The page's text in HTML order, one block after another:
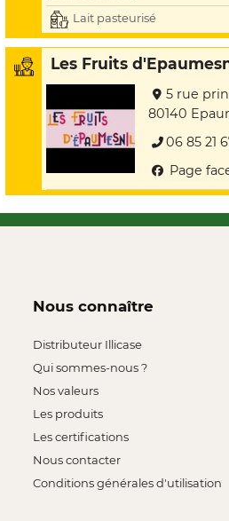
Lait pasteurisé
Les Fruits
5 rue
80140
06 85 21
Page
Nous connaître
Distributeur Illicase
Qui sommes-nous ?
Nos valeurs
Les produits
Les certifications
Nous contacter
Conditions générales d'utilisation